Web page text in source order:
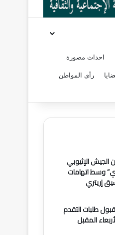
احداث مصورة
رأى المواطن
الجيش الإثيوبي
وسط اتهامات
إريتري
قبول طلبات التقدم
المقبل